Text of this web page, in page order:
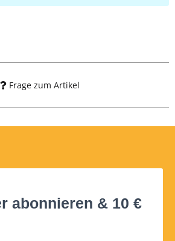
Frage zum Artikel